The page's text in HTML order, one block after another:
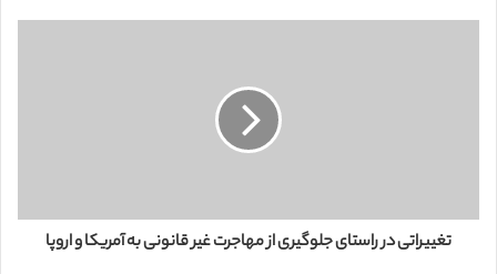
ا
تغییراتی در راستای جلوگیری از مهاجرت غیر قانونی به آمریکا و اروپا